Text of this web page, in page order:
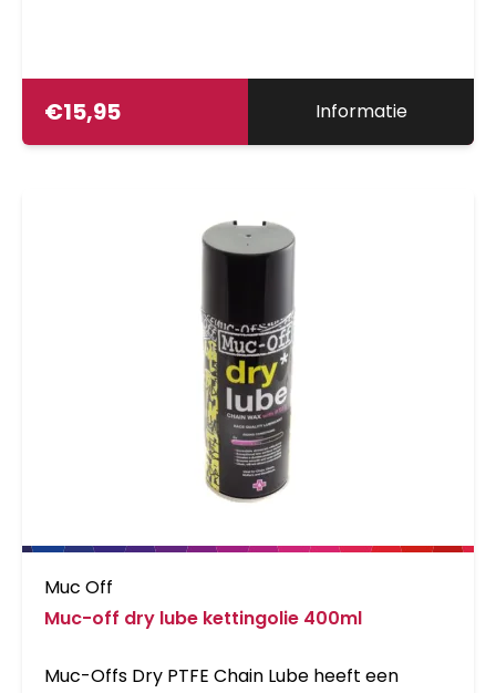
€15,95 Informatie
Muc Off
Muc-off dry lube kettingolie 400ml
Muc-Offs Dry PTFE Chain Lube heeft een